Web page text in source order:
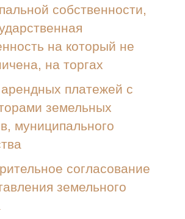
собственности,
на который не
на торгах
платежей с
земельных
муниципального
согласование
земельного